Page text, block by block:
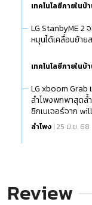
เทคโนโลยีภายในบ้
LG StanbyME 2
หมุนได้เคลื่อนย้าย
เทคโนโลยีภายในบ้
LG xboom Grab
ลำโพงพกพาสุดล้
ซิกเนเจอร์จาก
ลำโพง | 25 มิ.ย. 68
Review